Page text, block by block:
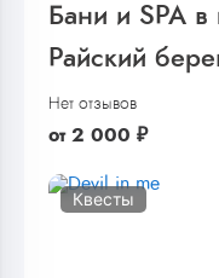
Бани и SPA в
Райский
Нет отзывов
от 2 000 ₽
Квесты